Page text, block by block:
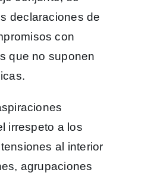
declaraciones de
con
que no suponen
irrespeto a los
al interior
agrupaciones